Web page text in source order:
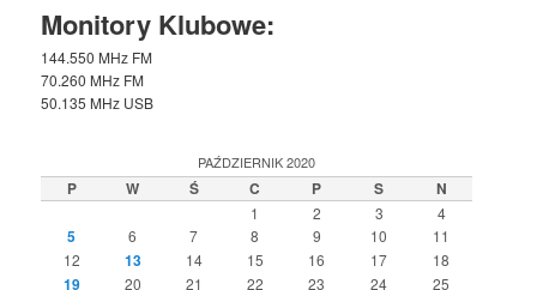
Monitory Klubowe:
144.550 MHz FM
70.260 MHz FM
50.135 MHz USB
PAŹDZIERNIK 2020
P W Ś C P S N
1 2 3 4
5 6 7 8 9 10
11
12
13 14 15 16 17 18
19 20 21 22 23 24 25